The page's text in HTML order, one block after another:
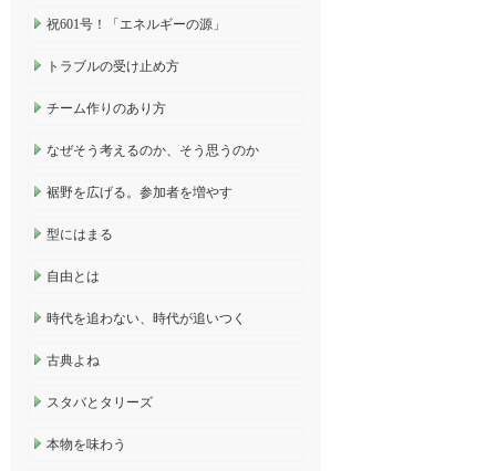
祝601号！「エネルギーの源」
トラブルの受け止め方
チーム作りのあり方
なぜそう考えるのか、そう思うのか
裾野を広げる。参加者を増やす
型にはまる
自由とは
時代を追わない、時代が追いつく
古典よね
スタバとタリーズ
本物を味わう